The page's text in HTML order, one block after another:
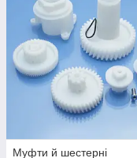
Муфти й шестерні